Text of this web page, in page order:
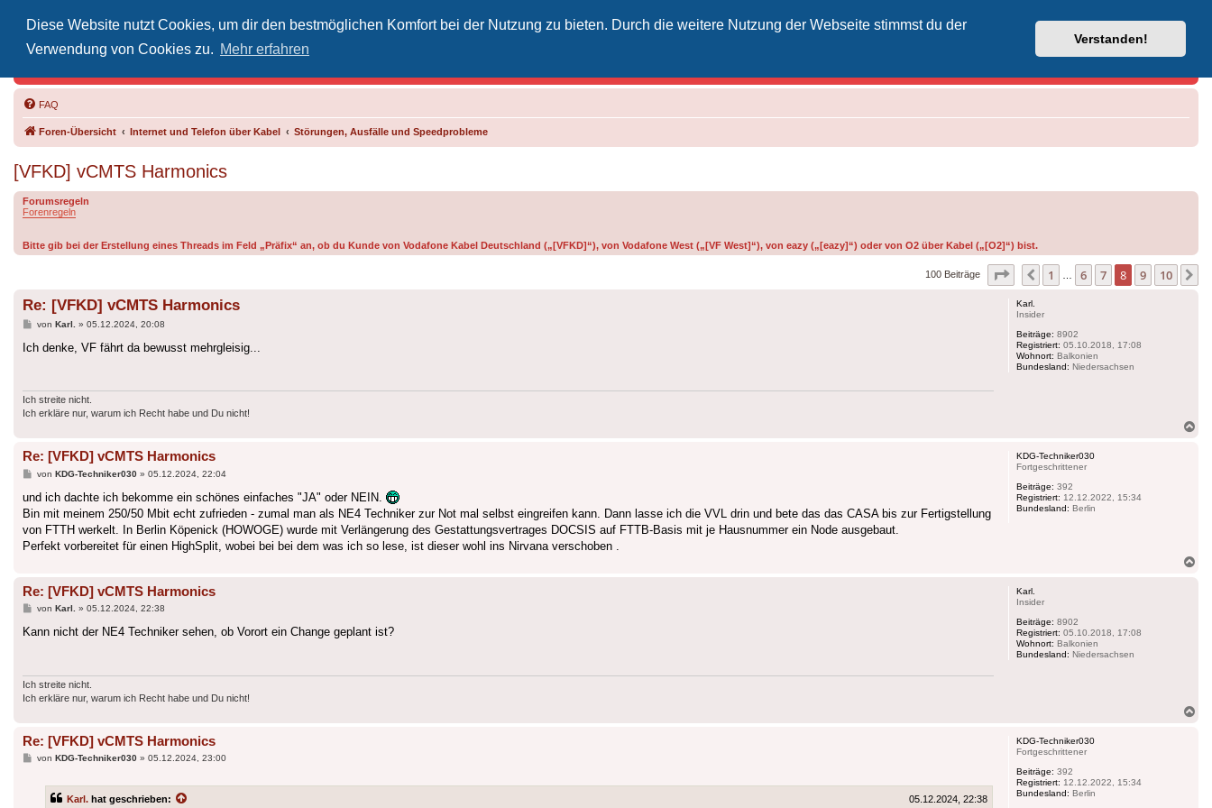
Diese Website nutzt Cookies, um dir den bestmöglichen Komfort bei der Nutzung zu bieten. Durch die weitere Nutzung der Webseite stimmst du der
Verwendung von Cookies zu. Mehr erfahren
Verstanden!
Vodafone-Kabel-Helpdesk
FAQ
Foren-Übersicht Internet und Telefon über Kabel Störungen, Ausfälle und Speedprobleme
[VFKD] vCMTS Harmonics
Forumsregeln
Forenregeln
Bitte gib bei der Erstellung eines Threads im Feld „Präfix“ an, ob du Kunde von Vodafone Kabel Deutschland („[VFKD]“), von Vodafone West („[VF West]“), von eazy („[eazy]“) oder von O2 über Kabel („[O2]“) bist.
100 Beiträge Seite von 10
Vorherige
1 6 7 8 9 10
Karl.
Insider
Beiträge: 8902
Registriert: 05.10.2018, 17:08
Wohnort: Balkonien
Bundesland: Niedersachsen
Re: [VFKD] vCMTS Harmonics
Beitrag
von Karl. » 05.12.2024, 20:08
Ich denke, VF fährt da bewusst mehrgleisig...
Ich streite nicht.
Ich erkläre nur, warum ich Recht habe und Du nicht!
KDG-Techniker030
Fortgeschrittener
Beiträge: 392
Registriert: 12.12.2022, 15:34
Bundesland: Berlin
Re: [VFKD] vCMTS Harmonics
Beitrag
von KDG-Techniker030» 05.12.2024, 22:04
und ich dachte ich bekomme ein schönes einfaches "JA" oder NEIN.
Bin mit meinem 250/50 Mbit echt zufrieden - zumal man als NE4 Techniker zur Not mal selbst eingreifen kann. Dann lasse ich die VVL drin und bete das das CASA bis zur Fertigstellung
von FTTH werkelt. In Berlin Köpenick (HOWOGE) wurde mit Verlängerung des Gestattungsvertrages DOCSIS auf FTTB-Basis mit je Hausnummer ein Node ausgebaut.
Perfekt vorbereitet für einen HighSplit, wobei bei bei dem was ich so lese, ist dieser wohl ins Nirvana verschoben .
Karl.
Insider
Beiträge: 8902
Registriert: 05.10.2018, 17:08
Wohnort: Balkonien
Bundesland: Niedersachsen
Re: [VFKD] vCMTS Harmonics
Beitrag
von Karl. » 05.12.2024, 22:38
Kann nicht der NE4 Techniker sehen, ob Vorort ein Change geplant ist?
Ich streite nicht.
Ich erkläre nur, warum ich Recht habe und Du nicht!
KDG-Techniker030
Fortgeschrittener
Beiträge: 392
Registriert: 12.12.2022, 15:34
Bundesland: Berlin
Re: [VFKD] vCMTS Harmonics
Beitrag
von KDG-Techniker030» 05.12.2024, 23:00
Karl. hat geschrieben: 05.12.2024, 22:38